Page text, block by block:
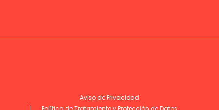
Aviso de Privacidad
Política de Tratamiento y Protección de Datos